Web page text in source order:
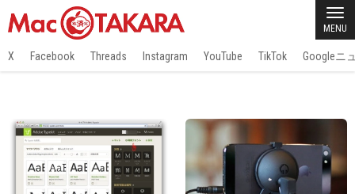
MENU
X Facebook Threads Instagram YouTube TikTok Googleニ